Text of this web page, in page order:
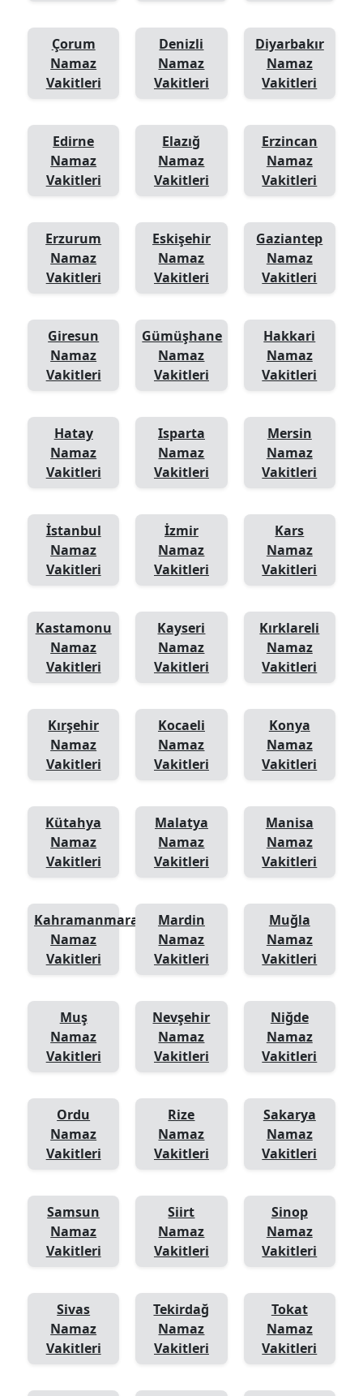
Çorum
Namaz
Vakitleri
Denizli
Namaz
Vakitleri
Diyarbakır
Namaz
Vakitleri
Edirne
Namaz
Vakitleri
Elazığ
Namaz
Vakitleri
Erzincan
Namaz
Vakitleri
Erzurum
Namaz
Vakitleri
Eskişehir
Namaz
Vakitleri
Gaziantep
Namaz
Vakitleri
Giresun
Namaz
Vakitleri
Gümüşhane
Namaz
Vakitleri
Hakkari
Namaz
Vakitleri
Hatay
Namaz
Vakitleri
Isparta
Namaz
Vakitleri
Mersin
Namaz
Vakitleri
İstanbul
Namaz
Vakitleri
İzmir
Namaz
Vakitleri
Kars
Namaz
Vakitleri
Kastamonu
Namaz
Vakitleri
Kayseri
Namaz
Vakitleri
Kırklareli
Namaz
Vakitleri
Kırşehir
Namaz
Vakitleri
Kocaeli
Namaz
Vakitleri
Konya
Namaz
Vakitleri
Kütahya
Namaz
Vakitleri
Malatya
Namaz
Vakitleri
Manisa
Namaz
Vakitleri
Kahramanmaraş
Namaz
Vakitleri
Mardin
Namaz
Vakitleri
Muğla
Namaz
Vakitleri
Muş
Namaz
Vakitleri
Nevşehir
Namaz
Vakitleri
Niğde
Namaz
Vakitleri
Ordu
Namaz
Vakitleri
Rize
Namaz
Vakitleri
Sakarya
Namaz
Vakitleri
Samsun
Namaz
Vakitleri
Siirt
Namaz
Vakitleri
Sinop
Namaz
Vakitleri
Sivas
Namaz
Vakitleri
Tekirdağ
Namaz
Vakitleri
Tokat
Namaz
Vakitleri